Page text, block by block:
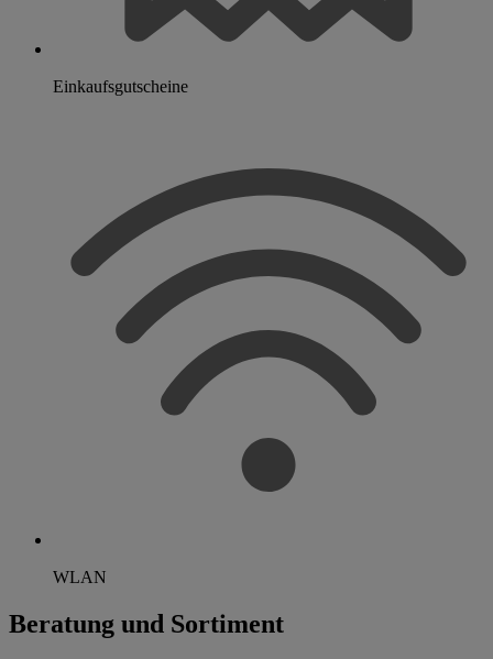
Einkaufsgutscheine
WLAN
Beratung und Sortiment